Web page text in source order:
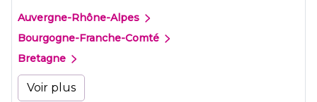
Auvergne-Rhône-Alpes
Bourgogne-Franche-Comté
Bretagne
Voir plus